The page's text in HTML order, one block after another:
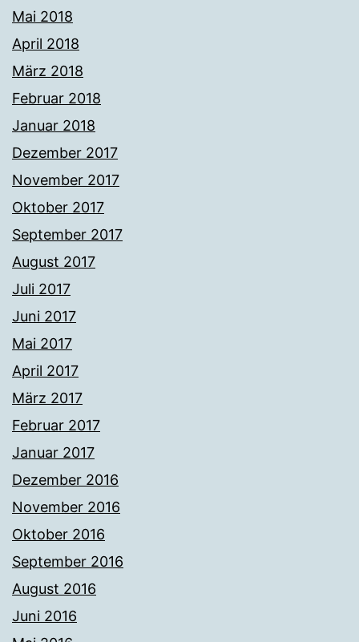
Mai 2018
April 2018
März 2018
Februar 2018
Januar 2018
Dezember 2017
November 2017
Oktober 2017
September 2017
August 2017
Juli 2017
Juni 2017
Mai 2017
April 2017
März 2017
Februar 2017
Januar 2017
Dezember 2016
November 2016
Oktober 2016
September 2016
August 2016
Juni 2016